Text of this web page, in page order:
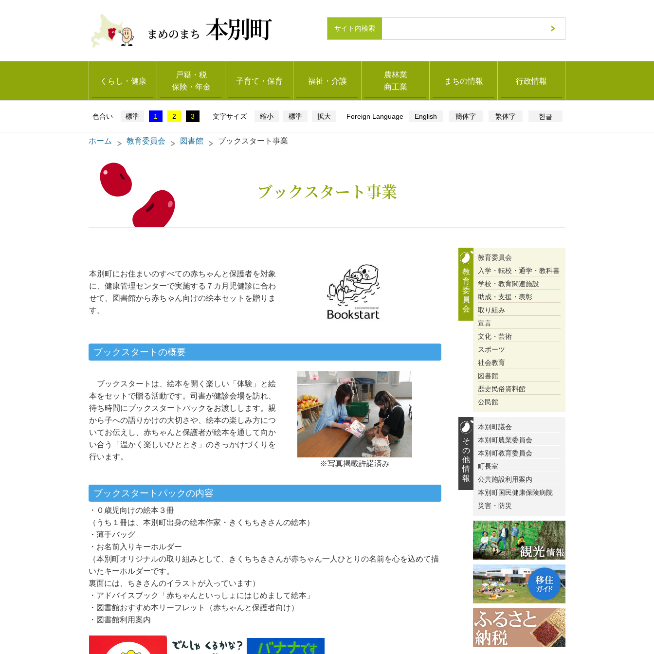
まめのまち 本別町
くらし・健康
戸籍・税
保険・年金
子育て・保育 福祉・介護
農林業
商工業
まちの情報 行政情報
標準 1 2 3 縮小 標準 拡大 English 簡体字 繁体字 한글
ホーム 教育委員会 図書館 ブックスタート事業
ブックスタート事業
本別町にお住まいのすべての赤ちゃんと保護者を対象
に、健康管理センターで実施する７カ月児健診に合わ
せて、図書館から赤ちゃん向けの絵本セットを贈りま
す。
ブックスタートの概要
ブックスタートは、絵本を開く楽しい「体験」と絵
本をセットで贈る活動です。司書が健診会場を訪れ、
待ち時間にブックスタートパックをお渡しします。親
から子への語りかけの大切さや、絵本の楽しみ方につ
いてお伝えし、赤ちゃんと保護者が絵本を通して向か
い合う「温かく楽しいひととき」のきっかけづくりを
行います。
※写真掲載許諾済み
ブックスタートパックの内容
・０歳児向けの絵本３冊
（うち１冊は、本別町出身の絵本作家・きくちちきさんの絵本）
・薄手バッグ
・お名前入りキーホルダー
（本別町オリジナルの取り組みとして、きくちちきさんが赤ちゃん一人ひとりの名前を心を込めて描
いたキーホルダーです。
裏面には、ちきさんのイラストが入っています）
・アドバイスブック「赤ちゃんといっしょにはじめまして絵本」
・図書館おすすめ本リーフレット（赤ちゃんと保護者向け）
・図書館利用案内
教
育
委
員
会
教育委員会
入学・転校・通学・教科書
学校・教育関連施設
助成・支援・表彰
取り組み
宣言
文化・芸術
スポーツ
社会教育
図書館
歴史民俗資料館
公民館
そ
の
他
情
報
本別町議会
本別町農業委員会
本別町教育委員会
町長室
公共施設利用案内
本別町国民健康保険病院
災害・防災